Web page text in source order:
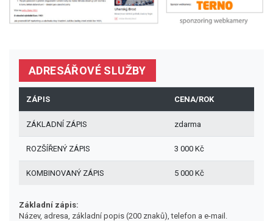
ADRESÁŘOVÉ SLUŽBY
ZÁPIS CENA/ROK
ZÁKLADNÍ ZÁPIS zdarma
ROZŠÍŘENÝ ZÁPIS 3 000 Kč
KOMBINOVANÝ ZÁPIS 5 000 Kč
Základní zápis:
Název, adresa, základní popis (200 znaků), telefon a e-mail.